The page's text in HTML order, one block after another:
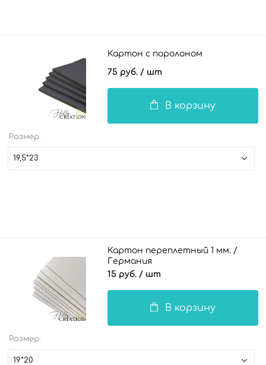
Картон с поролоном
75 руб. / шт
В корзину
Размер:
19,5*23
Картон переплетный 1 мм. /
Германия
15 руб. / шт
В корзину
Размер:
19*20